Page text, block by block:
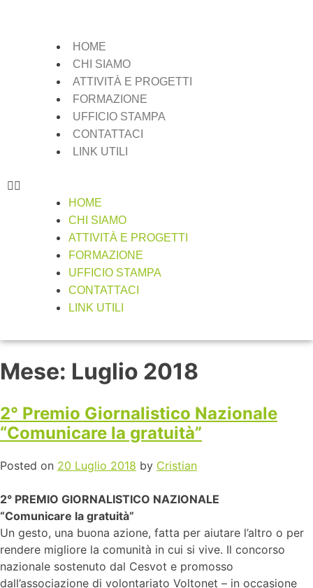
HOME
CHI SIAMO
ATTIVITÀ E PROGETTI
FORMAZIONE
UFFICIO STAMPA
CONTATTACI
LINK UTILI
HOME
CHI SIAMO
ATTIVITÀ E PROGETTI
FORMAZIONE
UFFICIO STAMPA
CONTATTACI
LINK UTILI
Mese: Luglio 2018
2° Premio Giornalistico Nazionale
“Comunicare la gratuità”
Posted on 20 Luglio 2018 by Cristian
2° PREMIO GIORNALISTICO NAZIONALE
“Comunicare la gratuità”
Un gesto, una buona azione, fatta per aiutare l’altro o per
rendere migliore la comunità in cui si vive. Il concorso
nazionale sostenuto dal Cesvot e promosso
dall’associazione di volontariato Voltonet – in occasione